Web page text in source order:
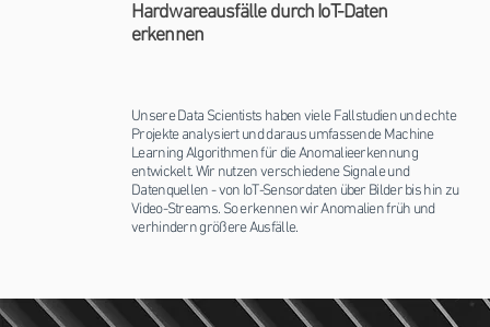
Hardwareausfälle durch IoT-Daten
erkennen
Unsere Data Scientists haben viele Fallstudien und echte
Projekte analysiert und daraus umfassende Machine
Learning Algorithmen für die Anomalieerkennung
entwickelt. Wir nutzen verschiedene Signale und
Datenquellen - von IoT-Sensordaten über Bilder bis hin zu
Video-Streams. So erkennen wir Anomalien früh und
verhindern größere Ausfälle.